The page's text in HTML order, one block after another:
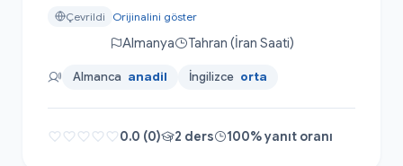
Çevrildi Orijinalini göster
Almanya Tahran (İran Saati)
Almanca anadil İngilizce orta
0.0 (0) 2 ders 100% yanıt oranı